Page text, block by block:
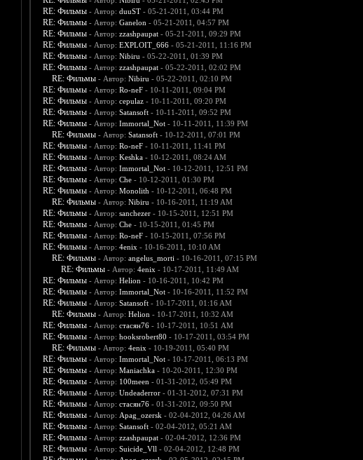
RE: Фильмы - Автор: duuST- 05-21-2011, 03:44 PM
RE: Фильмы - Автор: Ganelon - 05-21-2011, 04:57 PM
RE: Фильмы - Автор: zzashpaupat- 05-21-2011, 09:29 PM
RE: Фильмы - Автор: EXPLOIT_666- 05-21-2011, 11:16 PM
RE: Фильмы - Автор: Nibiru - 05-22-2011, 01:39 PM
RE: Фильмы - Автор: zzashpaupat- 05-22-2011, 02:02 PM
RE: Фильмы - Автор: Nibiru - 05-22-2011, 02:10 PM
RE: Фильмы - Автор: Ro-neF- 10-11-2011, 09:04 PM
RE: Фильмы - Автор: cepulaz- 10-11-2011, 09:20 PM
RE: Фильмы - Автор: Satansoft- 10-11-2011, 09:52 PM
RE: Фильмы - Автор: Immortal_Not- 10-11-2011, 11:39 PM
RE: Фильмы - Автор: Satansoft- 10-12-2011, 07:01 PM
RE: Фильмы - Автор: Ro-neF- 10-11-2011, 11:41 PM
RE: Фильмы - Автор: Keshka- 10-12-2011, 08:24 AM
RE: Фильмы - Автор: Immortal_Not- 10-12-2011, 12:51 PM
RE: Фильмы - Автор: Che- 10-12-2011, 01:30 PM
RE: Фильмы - Автор: Monolith - 10-12-2011, 06:48 PM
RE: Фильмы - Автор: Nibiru - 10-16-2011, 11:19 AM
RE: Фильмы - Автор: sanchezer- 10-15-2011, 12:51 PM
RE: Фильмы - Автор: Che- 10-15-2011, 01:45 PM
RE: Фильмы - Автор: Ro-neF- 10-15-2011, 07:56 PM
RE: Фильмы - Автор: 4enix - 10-16-2011, 10:10 AM
RE: Фильмы - Автор: angelus_morti - 10-16-2011, 07:15 PM
RE: Фильмы - Автор: 4enix - 10-17-2011, 11:49 AM
RE: Фильмы - Автор: Helion - 10-16-2011, 10:42 PM
RE: Фильмы - Автор: Immortal_Not- 10-16-2011, 11:52 PM
RE: Фильмы - Автор: Satansoft- 10-17-2011, 01:16 AM
RE: Фильмы - Автор: Helion - 10-17-2011, 10:32 AM
RE: Фильмы - Автор: стасян76- 10-17-2011, 10:51 AM
RE: Фильмы - Автор: hooksrobert80 - 10-17-2011, 03:54 PM
RE: Фильмы - Автор: 4enix - 10-19-2011, 05:40 PM
RE: Фильмы - Автор: Immortal_Not- 10-17-2011, 06:13 PM
RE: Фильмы - Автор: Maniachka- 10-20-2011, 12:30 PM
RE: Фильмы - Автор: 100meen - 01-31-2012, 05:49 PM
RE: Фильмы - Автор: Undeaderror- 01-31-2012, 07:31 PM
RE: Фильмы - Автор: стасян76- 01-31-2012, 09:50 PM
RE: Фильмы - Автор: Apag_ozersk - 02-04-2012, 04:26 AM
RE: Фильмы - Автор: Satansoft- 02-04-2012, 05:21 AM
RE: Фильмы - Автор: zzashpaupat- 02-04-2012, 12:36 PM
RE: Фильмы - Автор: Suicide_Vll - 02-04-2012, 12:48 PM